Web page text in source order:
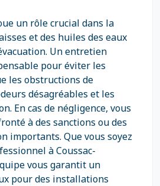
un rôle crucial dans la
et des huiles des eaux
Un entretien
pour éviter les
les obstructions de
désagréables et les
En cas de négligence, vous
à des sanctions ou des
importants. Que vous soyez
à Coussac-
vous garantit un
pour des installations